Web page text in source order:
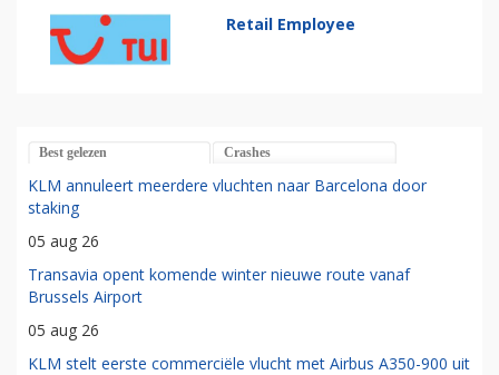
Retail Employee
Best gelezen Crashes
KLM annuleert meerdere vluchten naar Barcelona door
staking
05 aug 26
Transavia opent komende winter nieuwe route vanaf
Brussels Airport
05 aug 26
KLM stelt eerste commerciële vlucht met Airbus A350-900 uit